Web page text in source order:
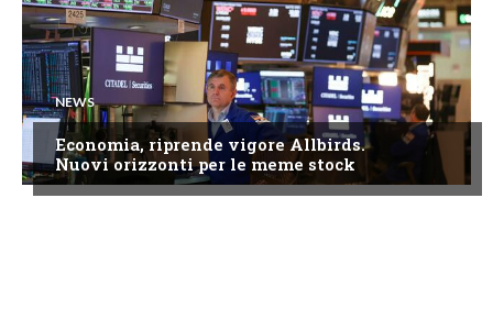
NEWS
Economia, riprende vigore Allbirds.
Nuovi orizzonti per le meme stock